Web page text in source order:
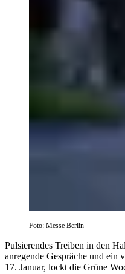
Foto: Messe Berlin
Pulsierendes Treiben in den
anregende Gespräche und ein
17. Januar, lockt die Grüne